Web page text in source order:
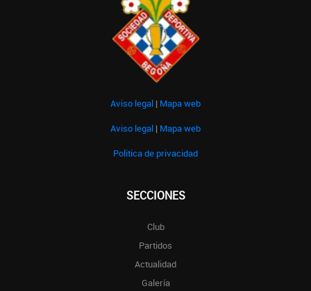
Aviso legal | Mapa web
Aviso legal | Mapa web
Politica de privacidad
SECCIONES
Club
Partidos
Actualidad
Galería